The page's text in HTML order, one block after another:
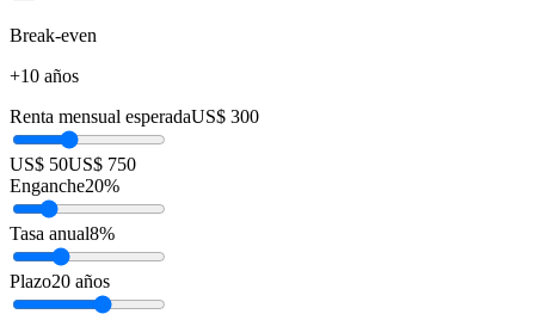
Break-even
+10 años
Renta mensual esperadaUS$ 300
US$ 50US$ 750
Enganche20%
Tasa anual8%
Plazo20 años